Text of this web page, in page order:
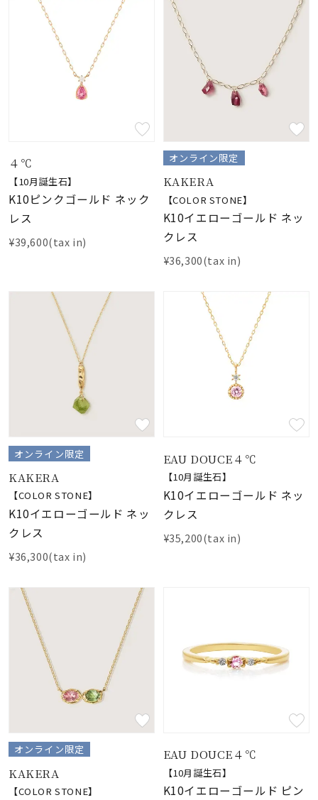
４℃
【10月誕生石】
K10ピンクゴールド ネック
レス
¥39,600(tax in)
オンライン限定
KAKERA
【COLOR STONE】
K10イエローゴールド ネッ
クレス
¥36,300(tax in)
オンライン限定
KAKERA
【COLOR STONE】
K10イエローゴールド ネッ
クレス
¥36,300(tax in)
EAU DOUCE４℃
【10月誕生石】
K10イエローゴールド ネッ
クレス
¥35,200(tax in)
オンライン限定
KAKERA
【COLOR STONE】
EAU DOUCE４℃
【10月誕生石】
K10イエローゴールド ピン